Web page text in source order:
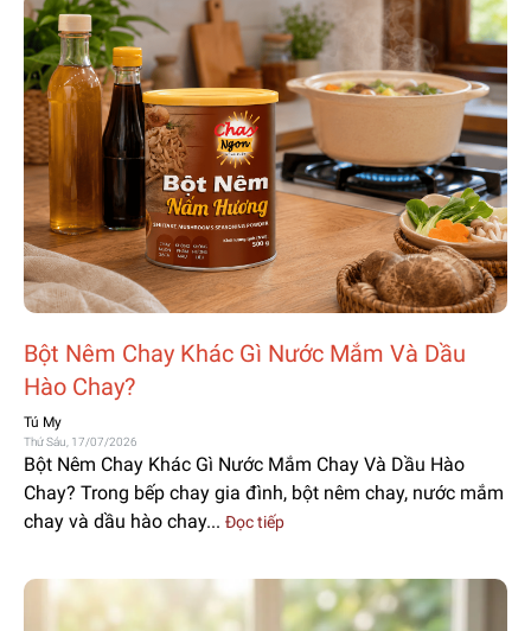
Bột Nêm Chay Khác Gì Nước Mắm Và Dầu
Hào Chay?
Tú My
Thứ Sáu, 17/07/2026
Bột Nêm Chay Khác Gì Nước Mắm Chay Và Dầu Hào
Chay? Trong bếp chay gia đình, bột nêm chay, nước mắm
chay và dầu hào chay... Đọc tiếp